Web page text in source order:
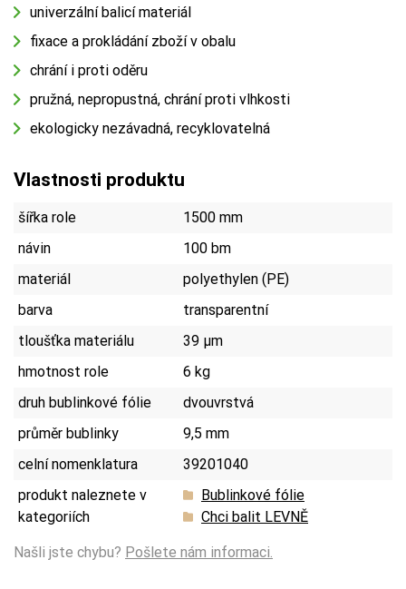
univerzální balicí materiál
fixace a prokládání zboží v obalu
chrání i proti oděru
pružná, nepropustná, chrání proti vlhkosti
ekologicky nezávadná, recyklovatelná
Vlastnosti produktu
šířka role
1500 mm
návin
100 bm
materiál
polyethylen (PE)
barva
transparentní
tloušťka materiálu
39 µm
hmotnost role
6 kg
druh bublinkové fólie
dvouvrstvá
průměr bublinky
9,5 mm
celní nomenklatura
39201040
produkt naleznete v
kategoriích
Bublinkové fólie
Chci balit LEVNĚ
Našli jste chybu? Pošlete nám informaci.